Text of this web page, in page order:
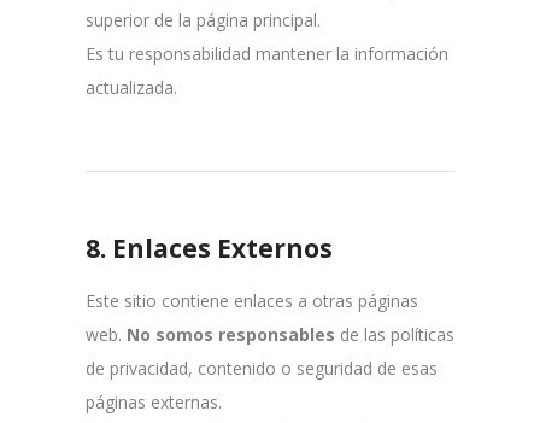
superior de la página principal.
Es tu responsabilidad mantener la información
actualizada.
8. Enlaces Externos
Este sitio contiene enlaces a otras páginas
web. No somos responsables de las políticas
de privacidad, contenido o seguridad de esas
páginas externas.